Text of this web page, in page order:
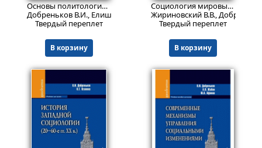
Основы политологии. Консервативный взгляд
Добреньков В.И., Елишев С.О.
Твердый переплет
В корзину
Социология мировых цивилизаций
Жириновский В.В.,
Твердый переплет
В корзину